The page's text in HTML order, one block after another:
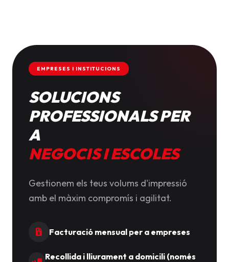
EMPRESES I INSTITUCIONS
SOLUCIONS
PROFESSIONALS PER
A
NEGOCIS I ESCOLES
Gestionem els teus volums d'impressió
amb el màxim compromís i agilitat.
Facturació mensual per a empreses
Recollida i lliurament a domicili (només